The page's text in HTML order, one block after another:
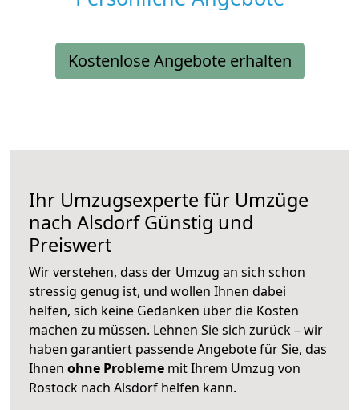
Kostenlose Angebote erhalten
Ihr Umzugsexperte für Umzüge
nach AlsdorfGünstig und
Preiswert
Wir verstehen, dass der Umzug an sich schon
stressig genug ist, und wollen Ihnen dabei
helfen, sich keine Gedanken über die Kosten
machen zu müssen. Lehnen Sie sich zurück – wir
haben garantiert passende Angebote für Sie, das
Ihnen ohne Probleme mit Ihrem Umzug von
Rostock nach Alsdorf helfen kann.